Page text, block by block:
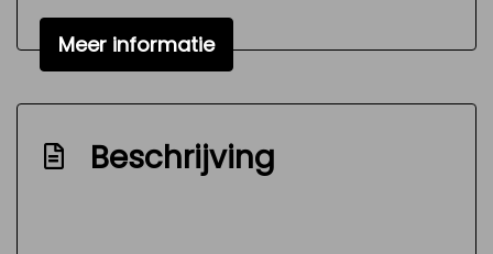
Signaal vergeten verlichting
Standverwarming
Variable interval ruitenwisser
Versnellingspook op dashboard
Verstelbare (in hoogte) bestuurders stoel
Meer informatie
Beschrijving